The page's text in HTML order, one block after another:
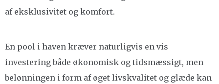
af eksklusivitet og komfort.
En pool i haven kræver naturligvis en vis
investering både økonomisk og tidsmæssigt, men
belønningen i form af øget livskvalitet og glæde kan